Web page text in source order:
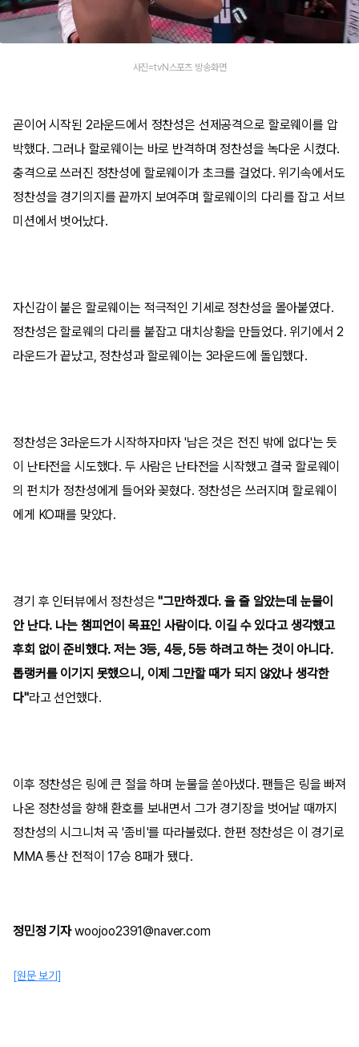
사진=tvN스포츠 방송화면
곧이어 시작된 2라운드에서 정찬성은 선제공격으로 할로웨이를 압
박했다. 그러나 할로웨이는 바로 반격하며 정찬성을 녹다운 시켰다.
충격으로 쓰러진 정찬성에 할로웨이가 초크를 걸었다. 위기속에서도
정찬성을 경기의지를 끝까지 보여주며 할로웨이의 다리를 잡고 서브
미션에서 벗어났다.
자신감이 붙은 할로웨이는 적극적인 기세로 정찬성을 몰아붙였다.
정찬성은 할로웨의 다리를 붙잡고 대치상황을 만들었다. 위기에서 2
라운드가 끝났고, 정찬성과 할로웨이는 3라운드에 돌입했다.
정찬성은 3라운드가 시작하자마자 '남은 것은 전진 밖에 없다'는 듯
이 난타전을 시도했다. 두 사람은 난타전을 시작했고 결국 할로웨이
의 펀치가 정찬성에게 들어와 꽂혔다. 정찬성은 쓰러지며 할로웨이
에게 KO패를 맞았다.
경기 후 인터뷰에서 정찬성은 "그만하겠다. 울 줄 알았는데 눈물이
안 난다. 나는 챔피언이 목표인 사람이다. 이길 수 있다고 생각했고
후회 없이 준비했다. 저는 3등, 4등, 5등 하려고 하는 것이 아니다.
톱랭커를 이기지 못했으니, 이제 그만할 때가 되지 않았나 생각한
다"라고 선언했다.
이후 정찬성은 링에 큰 절을 하며 눈물을 쏟아냈다. 팬들은 링을 빠져
나온 정찬성을 향해 환호를 보내면서 그가 경기장을 벗어날 때까지
정찬성의 시그니처 곡 '좀비'를 따라불렀다. 한편 정찬성은 이 경기로
MMA 통산 전적이 17승 8패가 됐다.
정민정 기자woojoo2391@naver.com
[원문 보기]